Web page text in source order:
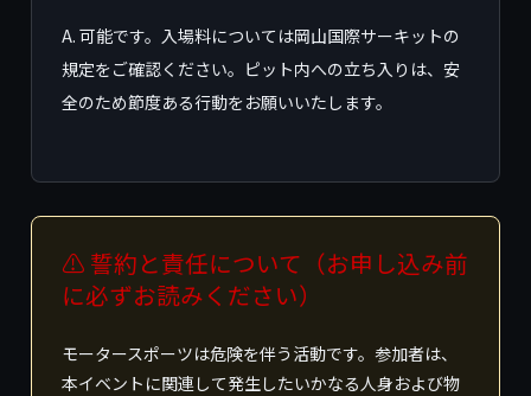
A. 可能です。入場料については岡山国際サーキットの
規定をご確認ください。ピット内への立ち入りは、安
全のため節度ある行動をお願いいたします。
⚠ 誓約と責任について（お申し込み前
に必ずお読みください）
モータースポーツは危険を伴う活動です。参加者は、
本イベントに関連して発生したいかなる人身および物